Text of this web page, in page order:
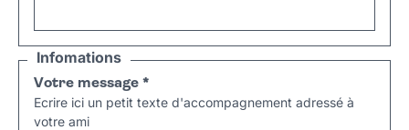
Infomations
Votre message *
Ecrire ici un petit texte d'accompagnement adressé à
votre ami